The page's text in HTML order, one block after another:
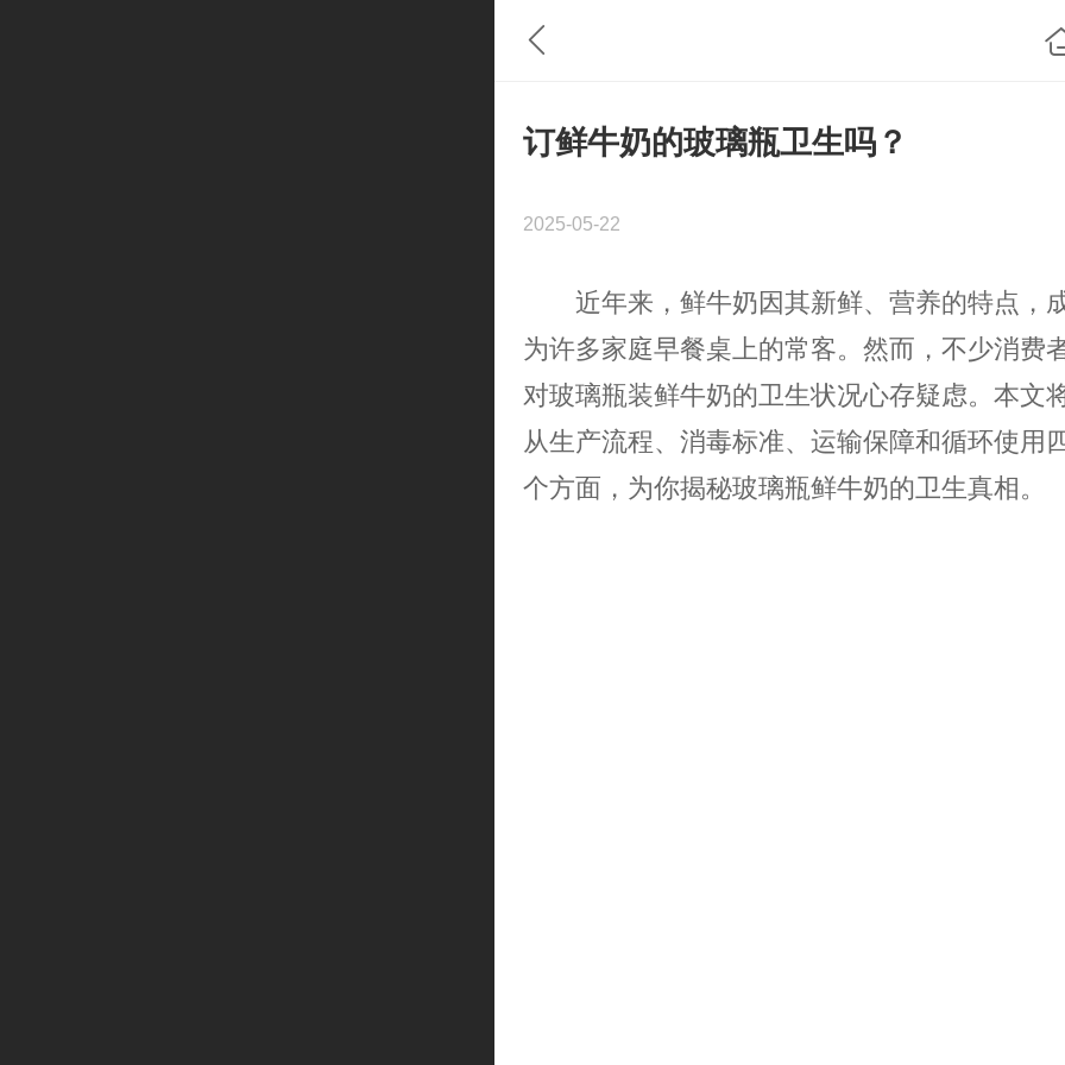
订鲜牛奶的玻璃瓶卫生吗？
2025-05-22
近年来，鲜牛奶因其新鲜、营养的特点，
为许多家庭早餐桌上的常客。然而，不少消费
对玻璃瓶装鲜牛奶的卫生状况心存疑虑。本文
从生产流程、消毒标准、运输保障和循环使用
个方面，为你揭秘玻璃瓶鲜牛奶的卫生真相。